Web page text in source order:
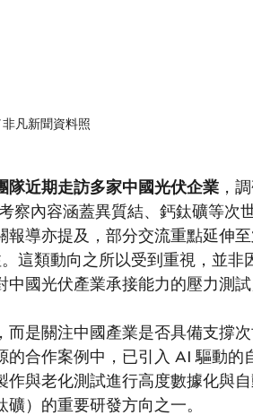
非凡新聞資料照
隊近期走訪多家中國光伏企業 ，
察內容涵蓋異質結、鈣鈦礦等次
導亦提及，部分交流重點延伸至
這類動向之所以受到重視，並非
國光伏產業承接能力的壓力測
是關注中國產業是否具備支撐
合作案例中，已引入 AI 驅動的
與老化測試進行高度數據化與
）的重要研發方向之一。